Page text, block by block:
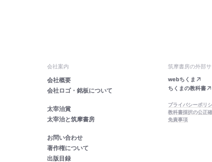
会社案内
会社概要
会社ロゴ・銘板について
太宰治賞
太宰治と筑摩書房
お問い合わせ
著作権について
出版目録
筑摩書房の外部
webちくま
ちくまの教科書
プライバシーポリ
教科書採択の公正
免責事項